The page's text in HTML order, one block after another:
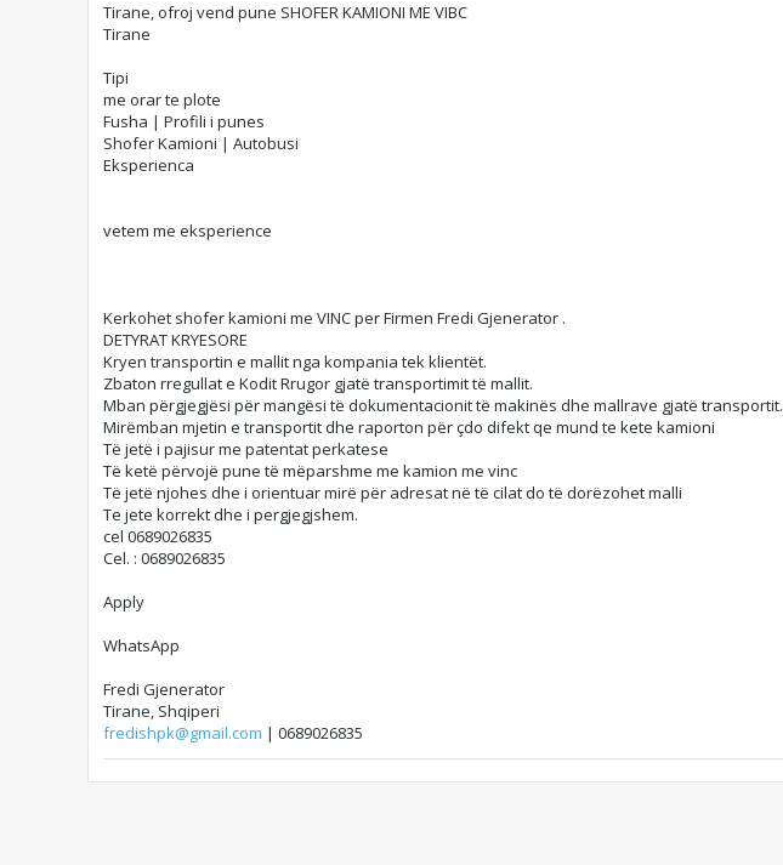
Tirane, ofroj vend pune SHOFER KAMIONI ME VIBC
Tirane
Tipi
me orar te plote
Fusha | Profili i punes
Shofer Kamioni | Autobusi
Eksperienca
vetem me eksperience
Kerkohet shofer kamioni me VINC per Firmen Fredi Gjenerator .
DETYRAT KRYESORE
Kryen transportin e mallit nga kompania tek klientët.
Zbaton rregullat e Kodit Rrugor gjatë transportimit të mallit.
Mban përgjegjësi për mangësi të dokumentacionit të makinës dhe mallrave gjatë transportit.
Mirëmban mjetin e transportit dhe raporton për çdo difekt qe mund te kete kamioni
Të jetë i pajisur me patentat perkatese
Të ketë përvojë pune të mëparshme me kamion me vinc
Të jetë njohes dhe i orientuar mirë për adresat në të cilat do të dorëzohet malli
Te jete korrekt dhe i pergjegjshem.
cel 0689026835
Cel. : 0689026835
Apply
WhatsApp
Fredi Gjenerator
Tirane, Shqiperi
fredishpk@gmail.com | 0689026835